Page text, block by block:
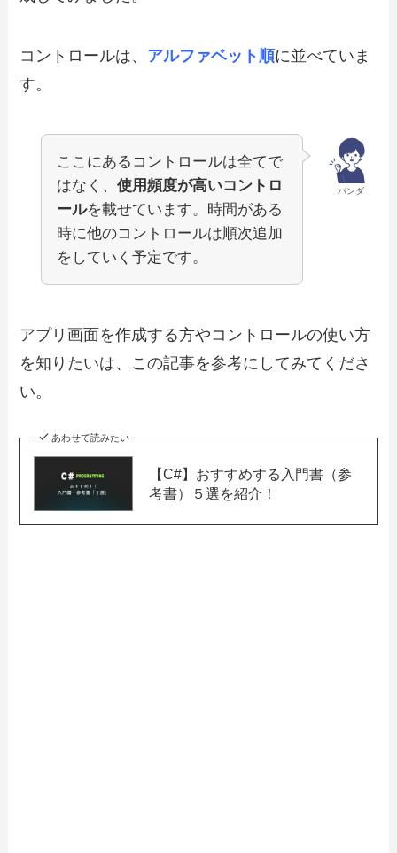
コントロールは、 アルファベット順に並べていま
す。
パンダ
ここにあるコントロールは全てで
はなく、使用頻度が高いコントロ
ールを載せています。時間がある
時に他のコントロールは順次追加
をしていく予定です。
アプリ画面を作成する方やコントロールの使い方
を知りたいは、この記事を参考にしてみてくださ
い。
あわせて読みたい
【C#】おすすめする入門書（参
考書）５選を紹介！